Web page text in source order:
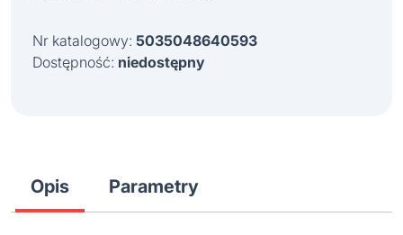
wynosiła:
Nr katalogowy: 5035048640593
Dostępność: niedostępny
Opis Parametry